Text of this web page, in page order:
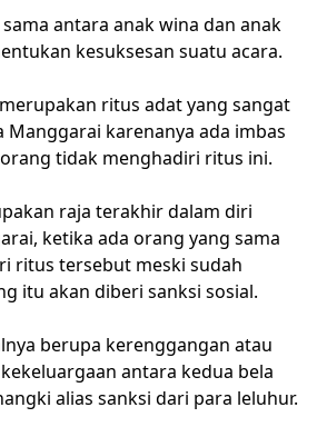
antara anak wina dan anak
kesuksesan suatu acara.
ritus adat yang sangat
Manggarai karenanya ada imbas
tidak menghadiri ritus ini.
raja terakhir dalam diri
ketika ada orang yang sama
ritus tersebut meski sudah
itu akan diberi sanksi sosial.
berupa kerenggangan atau
antara kedua bela
alias sanksi dari para leluhur.